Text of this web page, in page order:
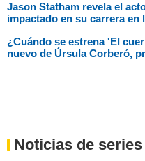
Jason Statham revela el
impactado en su carrera en
¿Cuándo se estrena 'El
nuevo de Úrsula Corberó,
Noticias de series